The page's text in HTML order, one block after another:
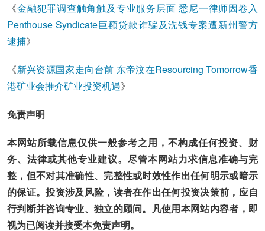
《金融犯罪调查触角触及专业服务层面 悉尼一律师因卷入
Penthouse Syndicate巨额贷款诈骗及洗钱专案遭新州警方
逮捕》
《新兴资源国家走向台前 东帝汶在Resourcing Tomorrow香
港矿业会推介矿业投资机遇》
免责声明
本网站所载信息仅供一般参考之用，不构成任何投资、财
务、法律或其他专业建议。尽管本网站力求信息准确与完
整，但不对其准确性、完整性或时效性作出任何明示或暗示
的保证。投资涉及风险，读者在作出任何投资决策前，应自
行判断并咨询专业、独立的顾问。凡使用本网站内容者，即
视为已阅读并接受本免责声明。